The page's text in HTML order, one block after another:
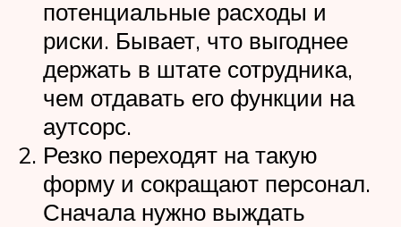
потенциальные расходы и
риски. Бывает, что выгоднее
держать в штате сотрудника,
чем отдавать его функции на
аутсорс.
Резко переходят на такую
форму и сокращают персонал.
Сначала нужно выждать